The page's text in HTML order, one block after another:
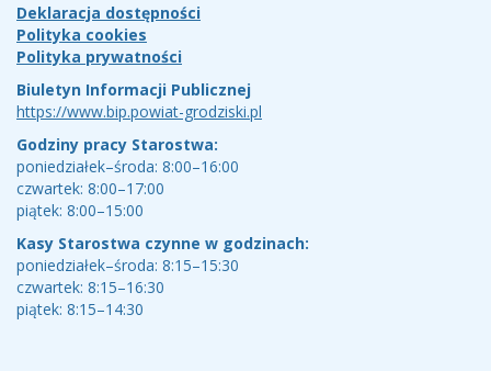
Deklaracja dostępności
Polityka cookies
Polityka prywatności
Biuletyn Informacji Publicznej
https://www.bip.powiat-grodziski.pl
Godziny pracy Starostwa:
poniedziałek–środa: 8:00–16:00
czwartek: 8:00–17:00
piątek: 8:00–15:00
Kasy Starostwa czynne w godzinach:
poniedziałek–środa: 8:15–15:30
czwartek: 8:15–16:30
piątek: 8:15–14:30